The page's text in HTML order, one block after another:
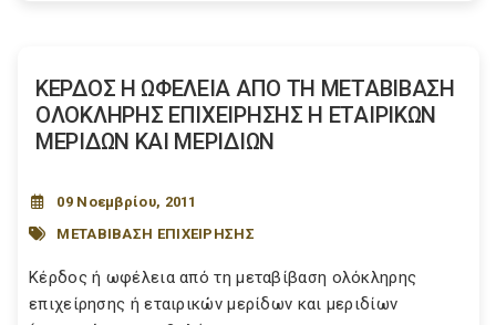
ΚΕΡΔΟΣ Η ΩΦΕΛΕΙΑ ΑΠΟ ΤΗ ΜΕΤΑΒΙΒΑΣΗ
ΟΛΟΚΛΗΡΗΣ ΕΠΙΧΕΙΡΗΣΗΣ Η ΕΤΑΙΡΙΚΩΝ
ΜΕΡΙΔΩΝ ΚΑΙ ΜΕΡΙΔΙΩΝ
09 Νοεμβρίου, 2011
ΜΕΤΑΒΙΒΑΣΗ ΕΠΙΧΕΙΡΗΣΗΣ
Κέρδος ή ωφέλεια από τη μεταβίβαση ολόκληρης
επιχείρησης ή εταιρικών μερίδων και μεριδίων